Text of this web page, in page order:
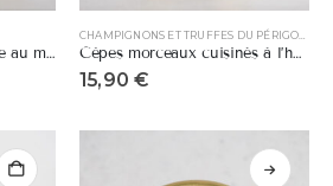
Cassoulet gastronomique au magret de canard
CHAMPIGNONS ET TRUFFES DU PÉRIGORD
Cèpes morceaux cuisinés à l’huile
15,90€